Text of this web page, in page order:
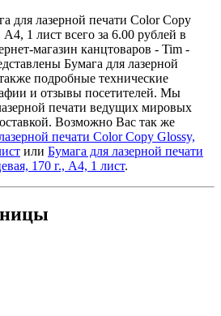
для лазерной печати Color Copy
А4, 1 лист всего за 6.00 рублей в
магазин канцтоваров - Tim -
Бумага для лазерной
подробные технические
и отзывы посетителей. Мы
печати ведущих мировых
Возможно Вас так же
печати Color Copy Glossy,
или Бумага для лазерной печати
170 г., А4, 1 лист.